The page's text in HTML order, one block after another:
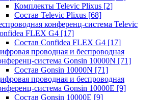
Комплекты Televic Plixus [2]
Состав Televic Plixus [68]
конференц-система Televic
FLEX G4 [17]
Состав Confidea FLEX G4 [17]
проводная и беспроводная
система Gonsin 10000N [71]
Состав Gonsin 10000N [71]
проводная и беспроводная
система Gonsin 10000E [9]
Состав Gonsin 10000E [9]